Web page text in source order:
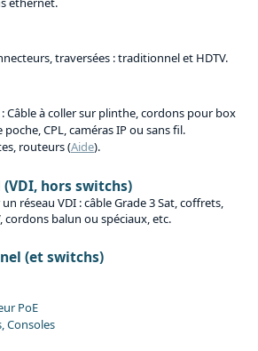
traversées : traditionnel et HDTV.
: Câble à coller sur plinthe, cordons pour box
CPL, caméras IP ou sans fil.
routeurs (Aide).
hors switchs)
réseau VDI : câble Grade 3 Sat, coffrets,
cordons balun ou spéciaux, etc.
(et switchs)
PoE
Consoles